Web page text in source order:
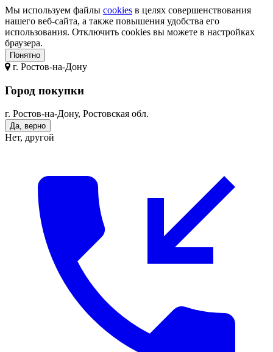
Мы используем файлы cookies в целях совершенствования
нашего веб-сайта, а также повышения удобства его
использования. Отключить cookies вы можете в настройках
браузера.
Понятно
г. Ростов-на-Дону
Город покупки
г. Ростов-на-Дону, Ростовская обл.
Да, верно
Нет, другой